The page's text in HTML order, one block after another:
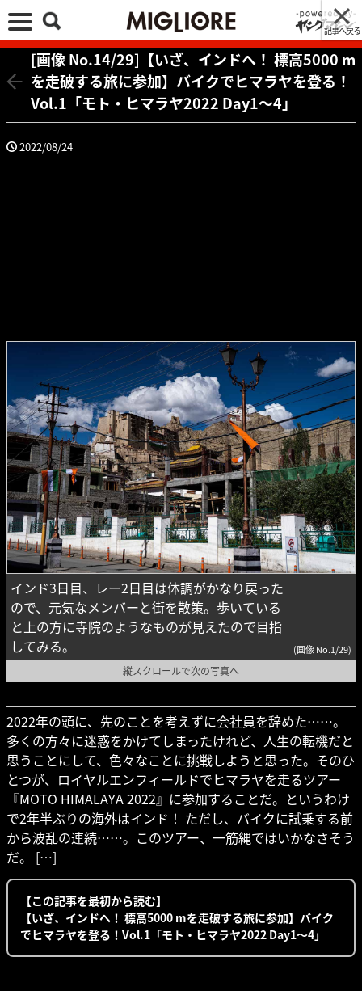
記事へ戻る
[画像 No.14/29]【いざ、インドへ！ 標高5000 m
を走破する旅に参加】バイクでヒマラヤを登る！
Vol.1「モト・ヒマラヤ2022 Day1〜4」
2022/08/24
インド3日目、レー2日目は体調がかなり戻った
ので、元気なメンバーと街を散策。歩いている
と上の方に寺院のようなものが見えたので目指
してみる。
(画像 No.1/29)
縦スクロールで次の写真へ
2022年の頭に、先のことを考えずに会社員を辞めた……。
多くの方々に迷惑をかけてしまったけれど、人生の転機だと
思うことにして、色々なことに挑戦しようと思った。そのひ
とつが、ロイヤルエンフィールドでヒマラヤを走るツアー
『MOTO HIMALAYA 2022』に参加することだ。というわけ
で2年半ぶりの海外はインド！ ただし、バイクに試乗する前
から波乱の連続……。このツアー、一筋縄ではいかなさそう
だ。 […]
【この記事を最初から読む】
【いざ、インドへ！ 標高5000 mを走破する旅に参加】バイク
でヒマラヤを登る！Vol.1「モト・ヒマラヤ2022 Day1〜4」